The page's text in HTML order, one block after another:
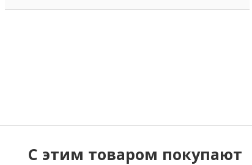
C этим товаром покупают